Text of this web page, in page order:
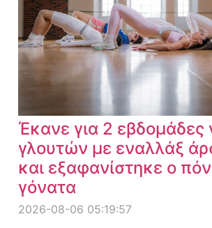
Έκανε για 2 εβδομάδες
γλουτών με εναλλάξ
και εξαφανίστηκε ο
γόνατα
2026-08-06 05:19:57